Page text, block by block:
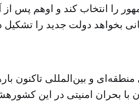
بخواهد دولت جدید را
و بین‌المللی تاکنون
بحران امنیتی در این